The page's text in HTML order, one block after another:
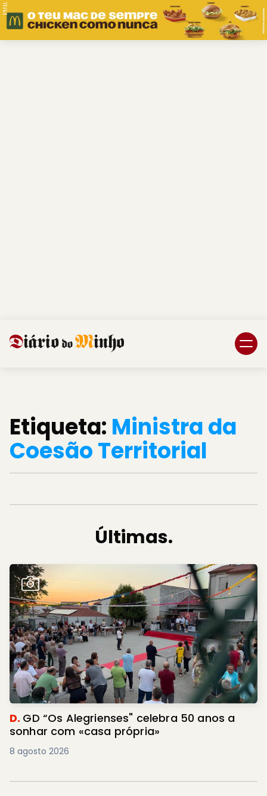
PUB.
Etiqueta: Ministra da
Coesão Territorial
Últimas.
D. GD “Os Alegrienses" celebra 50 anos a
sonhar com «casa própria»
8 agosto 2026